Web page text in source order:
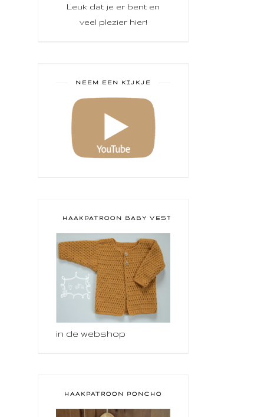
Leuk dat je er bent en
veel plezier hier!
NEEM EEN KIJKJE
HAAKPATROON BABY VESTJE
in de webshop
HAAKPATROON PONCHO